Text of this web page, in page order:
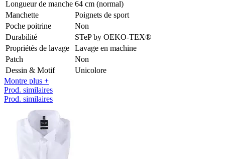
Longueur de manche 64 cm (normal)
Manchette
Poignets de sport
Poche poitrine
Non
Durabilité
STeP by OEKO-TEX®
Propriétés de lavage
Lavage en machine
Patch
Non
Dessin & Motif
Unicolore
Montre plus +
Prod. similaires
Prod. similaires